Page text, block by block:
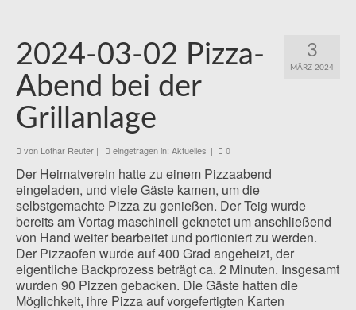
3
MÄRZ 2024
2024-03-02 Pizza-
Abend bei der
Grillanlage
von Lothar Reuter | eingetragen in: Aktuelles | 0
Der Heimatverein hatte zu einem Pizzaabend
eingeladen, und viele Gäste kamen, um die
selbstgemachte Pizza zu genießen. Der Teig wurde
bereits am Vortag maschinell geknetet um anschließend
von Hand weiter bearbeitet und portioniert zu werden.
Der Pizzaofen wurde auf 400 Grad angeheizt, der
eigentliche Backprozess beträgt ca. 2 Minuten. Insgesamt
wurden 90 Pizzen gebacken. Die Gäste hatten die
Möglichkeit, ihre Pizza auf vorgefertigten Karten